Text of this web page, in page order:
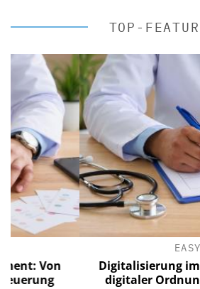
TOP-
EASY
Digitalisierung im
digitaler Ordnung zur